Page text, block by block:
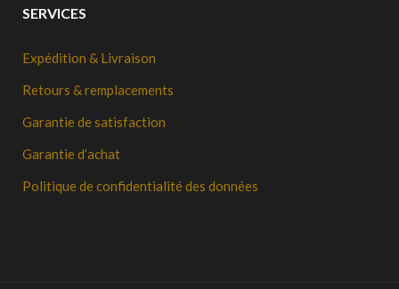
SERVICES
Expédition & Livraison
Retours & remplacements
Garantie de satisfaction
Garantie d’achat
Politique de confidentialité des données